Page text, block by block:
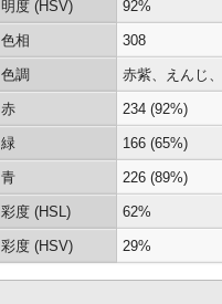
明度 (HSV) 92%
色相 308
色調 赤紫、えんじ
赤 234 (92%)
緑 166 (65%)
青 226 (89%)
彩度 (HSL) 62%
彩度 (HSV) 29%